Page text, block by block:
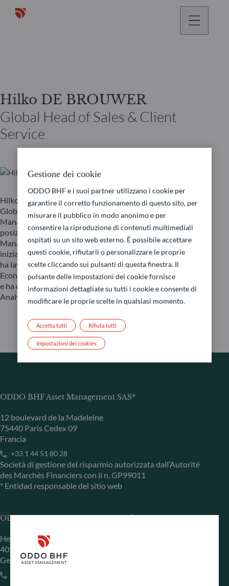
Hilko DE BROUWER
Global Head of Sales & Client
Service
Hilko de Brouwer è membro del Comitato di Direzione
Globale e Global Head of Sales di ODDO BHF Asset
Management dal 2022. In precedenza, ha ricoperto diverse
posizioni di responsabilità presso Blue Sky Group Asset
Management, Robeco e Kempen Capital Management. Ha
iniziato la sua carriera in ABN AMRO Global Markets, dove
ha lavorato a Francoforte, Zurigo e Londra. È laureato in
Economia Aziendale (MSc) presso l’Università di Maastricht
e ha conseguito la certificazione CFA (Chartered Financial
Analyst).
ODDO BHF Asset Management SAS*
12 boulevard de la Madeleine
75440 Paris Cedex 09
Francia
+33 1 44 51 80 28
Società di gestione del risparmio autorizzata dall’Autorité
des Marchés Financiers con il n. GP99011
* Entidad responsable del sitio web
ODDO BHF Asset Management GmbH
Herzogstraße 15
40217 Düsseldorf
Germania
Gestione dei cookie
ODDO BHF e i suoi partner utilizzano i cookie per
garantire il corretto funzionamento di questo sito, per
misurare il pubblico in modo anonimo e per
consentire la riproduzione di contenuti multimediali
ospitati su un sito web esterno. È possibile accettare
questi cookie, rifiutarli o personalizzare le proprie
scelte cliccando sui pulsanti di questa finestra. Il
pulsante delle impostazioni dei cookie fornisce
informazioni dettagliate su tutti i cookie e consente di
modificare le proprie scelte in qualsiasi momento.
Rifiuta tutti
Accetta tutti
Impostazioni dei cookies